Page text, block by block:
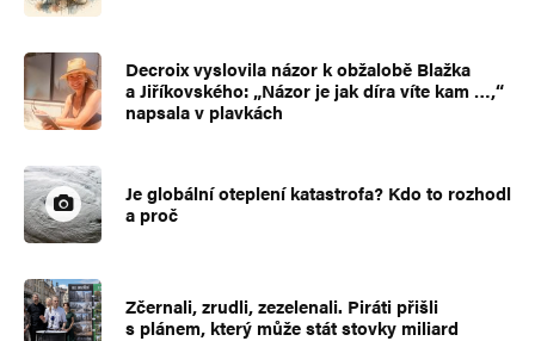
Decroix vyslovila názor k obžalobě Blažka
a Jiříkovského: „Názor je jak díra víte kam …,“
napsala v plavkách
Je globální oteplení katastrofa? Kdo to rozhodl
a proč
Zčernali, zrudli, zezelenali. Piráti přišli
s plánem, který může stát stovky miliard